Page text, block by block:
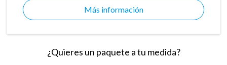
Más información
¿Quieres un paquete a tu medida?